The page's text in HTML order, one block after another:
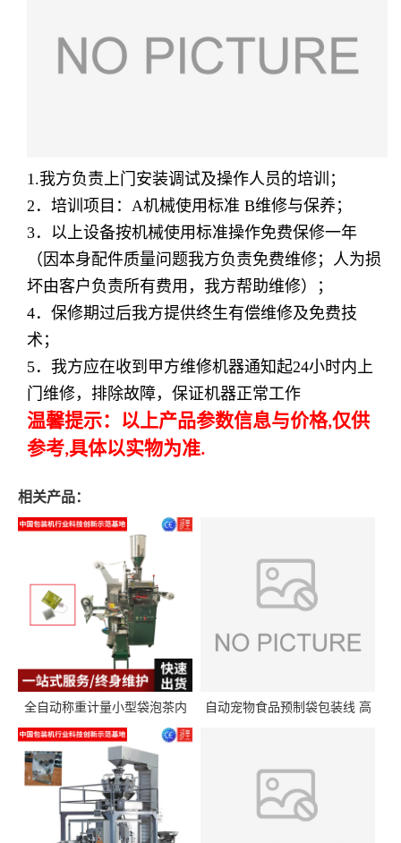
1.我方负责上门安装调试及操作人员的培训；
2 ．培训项目： A机械使用标准 B维修与保养；
3．以上设备按机械使用标准操作免费保修一年
（因本身配件质量问题我方负责免费维修；人为损
坏由客户负责所有费用，我方帮助维修）；
4．保修期过后我方提供终生有偿维修及免费技
术；
5．我方应在收到甲方维修机器通知起24小时内上
门维修，排除故障，保证机器正常工作
温馨提示：以上产品参数信息与价格,仅供
参考,具体以实物为准.
相关产品：
全自动称重计量小型袋泡茶内
外袋包装机三角包茶叶包装机
自动宠物食品预制袋包装线 高